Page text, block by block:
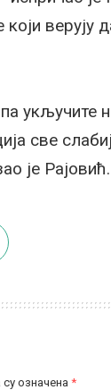
верују
све
је Рајовић.
означена *